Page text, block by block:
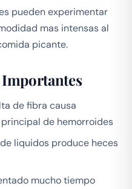
pueden experimentar
mas intensas al
picante.
de fibra causa
de hemorroides
liquidos produce heces
mucho tiempo